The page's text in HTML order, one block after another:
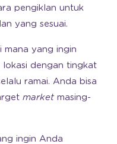
pengiklan untuk
yang sesuai.
mana yang ingin
dengan tingkat
ramai. Anda bisa
marketmasing-
ingin Anda